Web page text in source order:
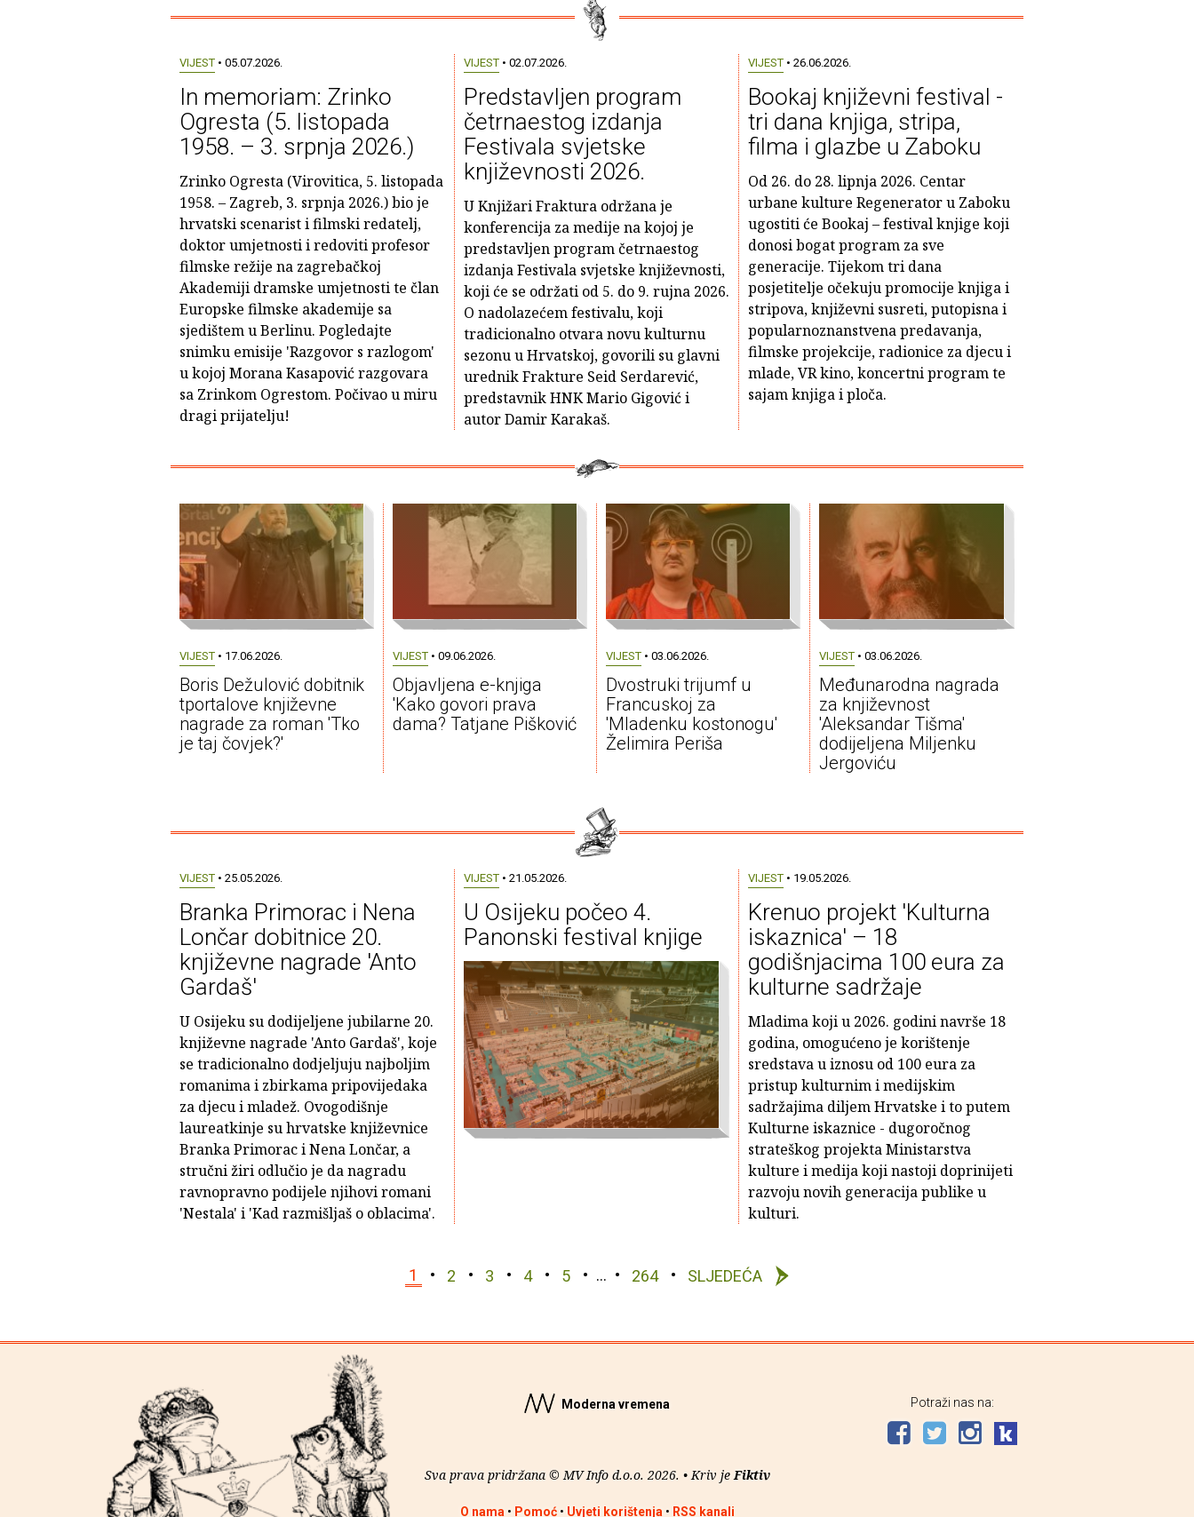
VIJEST• 05.07.2026.
In memoriam: Zrinko
Ogresta (5. listopada
1958. – 3. srpnja 2026.)
Zrinko Ogresta (Virovitica, 5. listopada
1958. – Zagreb, 3. srpnja 2026.) bio je
hrvatski scenarist i filmski redatelj,
doktor umjetnosti i redoviti profesor
filmske režije na zagrebačkoj
Akademiji dramske umjetnosti te član
Europske filmske akademije sa
sjedištem u Berlinu. Pogledajte
snimku emisije 'Razgovor s razlogom'
u kojoj Morana Kasapović razgovara
sa Zrinkom Ogrestom. Počivao u miru
dragi prijatelju!
VIJEST• 02.07.2026.
Predstavljen program
četrnaestog izdanja
Festivala svjetske
književnosti 2026.
U Knjižari Fraktura održana je
konferencija za medije na kojoj je
predstavljen program četrnaestog
izdanja Festivala svjetske književnosti,
koji će se održati od 5. do 9. rujna 2026.
O nadolazećem festivalu, koji
tradicionalno otvara novu kulturnu
sezonu u Hrvatskoj, govorili su glavni
urednik Frakture Seid Serdarević,
predstavnik HNK Mario Gigović i
autor Damir Karakaš.
VIJEST• 26.06.2026.
Bookaj književni festival -
tri dana knjiga, stripa,
filma i glazbe u Zaboku
Od 26. do 28. lipnja 2026. Centar
urbane kulture Regenerator u Zaboku
ugostiti će Bookaj – festival knjige koji
donosi bogat program za sve
generacije. Tijekom tri dana
posjetitelje očekuju promocije knjiga i
stripova, književni susreti, putopisna i
popularnoznanstvena predavanja,
filmske projekcije, radionice za djecu i
mlade, VR kino, koncertni program te
sajam knjiga i ploča.
VIJEST• 17.06.2026.
Boris Dežulović dobitnik
tportalove književne
nagrade za roman 'Tko
je taj čovjek?'
VIJEST• 09.06.2026.
Objavljena e-knjiga
'Kako govori prava
dama? Tatjane Pišković
VIJEST• 03.06.2026.
Dvostruki trijumf u
Francuskoj za
'Mladenku kostonogu'
Želimira Periša
VIJEST• 03.06.2026.
Međunarodna nagrada
za književnost
'Aleksandar Tišma'
dodijeljena Miljenku
Jergoviću
VIJEST• 25.05.2026.
Branka Primorac i Nena
Lončar dobitnice 20.
književne nagrade 'Anto
Gardaš'
U Osijeku su dodijeljene jubilarne 20.
književne nagrade 'Anto Gardaš', koje
se tradicionalno dodjeljuju najboljim
romanima i zbirkama pripovijedaka
za djecu i mladež. Ovogodišnje
laureatkinje su hrvatske književnice
Branka Primorac i Nena Lončar, a
stručni žiri odlučio je da nagradu
ravnopravno podijele njihovi romani
'Nestala' i 'Kad razmišljaš o oblacima'.
VIJEST• 21.05.2026.
U Osijeku počeo 4.
Panonski festival knjige
VIJEST• 19.05.2026.
Krenuo projekt 'Kulturna
iskaznica' – 18
godišnjacima 100 eura za
kulturne sadržaje
Mladima koji u 2026. godini navrše 18
godina, omogućeno je korištenje
sredstava u iznosu od 100 eura za
pristup kulturnim i medijskim
sadržajima diljem Hrvatske i to putem
Kulturne iskaznice - dugoročnog
strateškog projekta Ministarstva
kulture i medija koji nastoji doprinijeti
razvoju novih generacija publike u
kulturi.
1 2 3 4 5 … 264 SLJEDEĆA
Moderna vremena
Sva prava pridržana © MV Info d.o.o. 2026. • Kriv je Fiktiv
O nama • Pomoć• Uvjeti korištenja • RSS kanali
Potraži nas na: